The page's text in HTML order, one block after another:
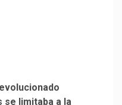
se limitaba a la